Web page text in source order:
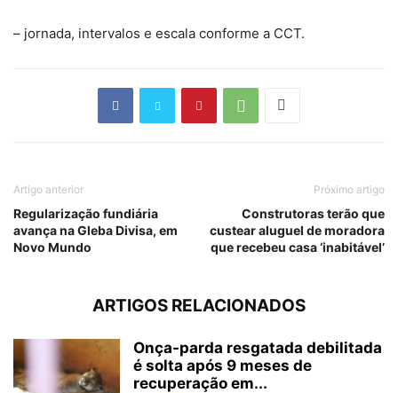
– jornada, intervalos e escala conforme a CCT.
Artigo anterior
Regularização fundiária
avança na Gleba Divisa, em
Novo Mundo
Próximo artigo
Construtoras terão que
custear aluguel de moradora
que recebeu casa ‘inabitável’
ARTIGOS RELACIONADOS
Onça-parda resgatada debilitada
é solta após 9 meses de
recuperação em...